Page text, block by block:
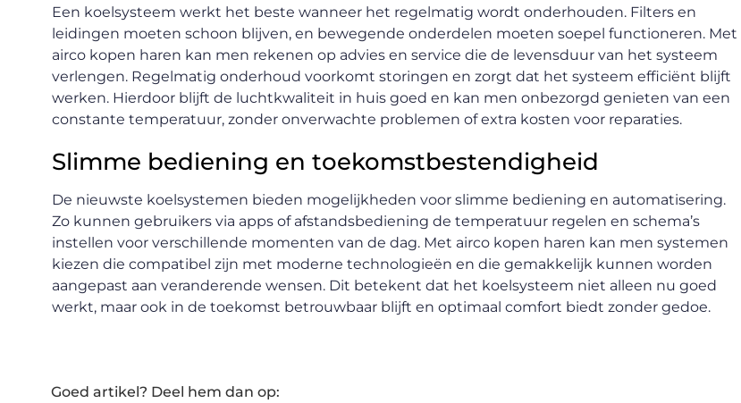
Een koelsysteem werkt het beste wanneer het regelmatig wordt onderhouden. Filters en
leidingen moeten schoon blijven, en bewegende onderdelen moeten soepel functioneren. Met
airco kopen haren kan men rekenen op advies en service die de levensduur van het systeem
verlengen. Regelmatig onderhoud voorkomt storingen en zorgt dat het systeem efficiënt blijft
werken. Hierdoor blijft de luchtkwaliteit in huis goed en kan men onbezorgd genieten van een
constante temperatuur, zonder onverwachte problemen of extra kosten voor reparaties.
Slimme bediening en toekomstbestendigheid
De nieuwste koelsystemen bieden mogelijkheden voor slimme bediening en automatisering.
Zo kunnen gebruikers via apps of afstandsbediening de temperatuur regelen en schema’s
instellen voor verschillende momenten van de dag. Met airco kopen haren kan men systemen
kiezen die compatibel zijn met moderne technologieën en die gemakkelijk kunnen worden
aangepast aan veranderende wensen. Dit betekent dat het koelsysteem niet alleen nu goed
werkt, maar ook in de toekomst betrouwbaar blijft en optimaal comfort biedt zonder gedoe.
Goed artikel? Deel hem dan op: